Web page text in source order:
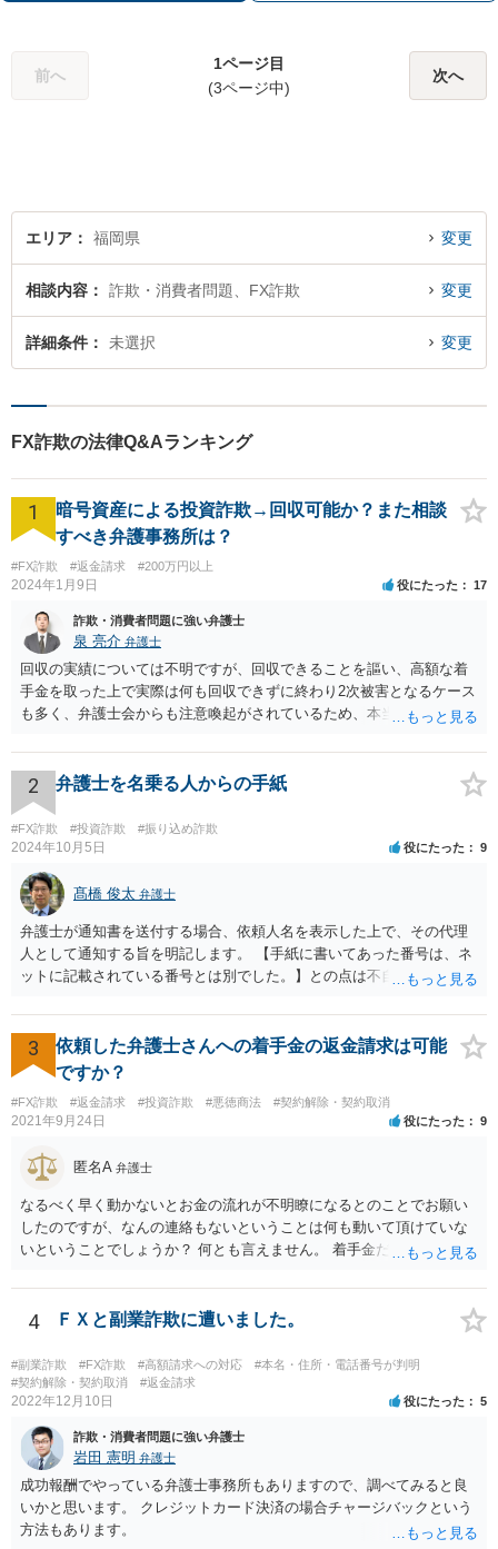
前へ
1ページ目
(3ページ中)
次へ
エリア 福岡県 変更
相談内容 詐欺・消費者問題、FX詐欺 変更
詳細条件 未選択 変更
FX詐欺の法律Q&Aランキング
1
暗号資産による投資詐欺→回収可能か？また相談
すべき弁護事務所は？
#FX詐欺 #返金請求 #200万円以上
2024年1月9日 役にたった 17
詐欺・消費者問題に強い弁護士
泉 亮介 弁護士
回収の実績については不明ですが、回収できることを謳い、高額な着
手金を取った上で実際は何も回収できずに終わり2次被害となるケース
も多く、弁護士会からも注意喚起がされているため、本当に回収がで
相談を行なっている事務所に複数相談をされた上で判断されると良い
かと思われます。
2 弁護士を名乗る人からの手紙
#FX詐欺 #投資詐欺 #振り込め詐欺
2024年10月5日 役にたった 9
髙橋 俊太 弁護士
弁護士が通知書を送付する場合、依頼人名を表示した上で、その代理
人として通知する旨を明記します。 【手紙に書いてあった番号は、ネ
ットに記載されている番号とは別でした。】との点は不自然ではある
護士検索でその弁護士を検索し、そこに記載されている電話番号に連
絡をして、通知書の内容等について確認をしてみるとよいでしょう。
3
依頼した弁護士さんへの着手金の返金請求は可能
ですか？
#FX詐欺 #返金請求 #投資詐欺 #悪徳商法 #契約解除・契約取消
2021年9月24日 役にたった 9
匿名A 弁護士
なるべく早く動かないとお金の流れが不明瞭になるとのことでお願い
したのですが、なんの連絡もないということは何も動いて頂けていな
いということでしょうか？ 何とも言えません。 着手金だけ受け取って
などを確認しましょう。 着手金の返金は請求できますか？ 交渉してみ
て、事情によっては弁護士会に相談しましょう。
4 ＦＸと副業詐欺に遭いました。
#副業詐欺 #FX詐欺 #高額請求への対応
#本名・住所・電話番号が判明
#契約解除・契約取消
#返金請求
2022年12月10日 役にたった 5
詐欺・消費者問題に強い弁護士
岩田 憲明 弁護士
成功報酬でやっている弁護士事務所もありますので、調べてみると良
いかと思います。 クレジットカード決済の場合チャージバックという
方法もあります。